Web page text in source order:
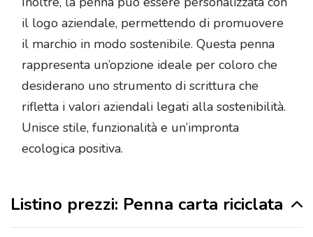
il logo aziendale, permettendo di promuovere
il marchio in modo sostenibile. Questa penna
rappresenta un’opzione ideale per coloro che
desiderano uno strumento di scrittura che
rifletta i valori aziendali legati alla sostenibilità.
Unisce stile, funzionalità e un’impronta
ecologica positiva.
Listino prezzi: Penna carta riciclata